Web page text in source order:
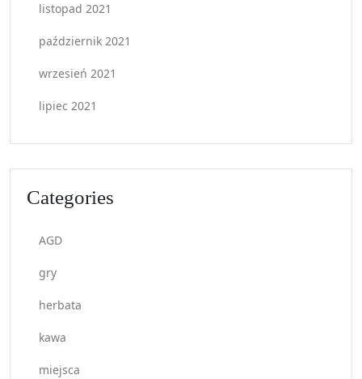
listopad 2021
październik 2021
wrzesień 2021
lipiec 2021
Categories
AGD
gry
herbata
kawa
miejsca